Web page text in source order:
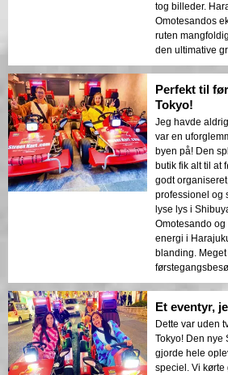
tog billeder.
Omotesandos
ruten
den ultimative
Perfekt til
Tokyo!
Jeg havde
var en
byen på! Den
butik fik alt til at
godt
professionel og
lyse lys i
Omotesando
energi i
blanding.
Et eventyr,
Dette var uden
Tokyo! Den nye
gjorde hele
speciel. Vi